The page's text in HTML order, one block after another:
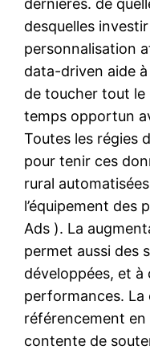
dernières. de
desquelles
personnalisation
data-driven aide
de toucher tout le
temps opportun
Toutes les régies
pour tenir ces
rural
l’équipement des
Ads ). La
permet aussi des
développées, et
performances. La
référencement
contente de